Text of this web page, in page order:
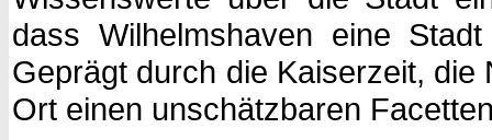
dass Wilhelmshaven eine
Geprägt durch die Kaiserzeit,
Ort einen unschätzbaren